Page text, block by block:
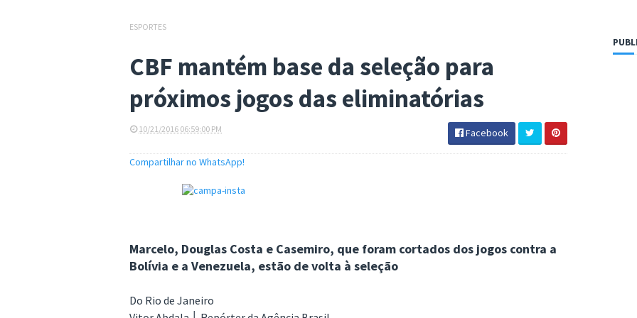
ESPORTES
CBF mantém base da seleção para
próximos jogos das eliminatórias
10/21/2016 06:59:00 PM Facebook
Compartilhar no WhatsApp!
Marcelo, Douglas Costa e Casemiro, que foram cortados dos jogos contra a
Bolívia e a Venezuela, estão de volta à seleção
Do Rio de Janeiro